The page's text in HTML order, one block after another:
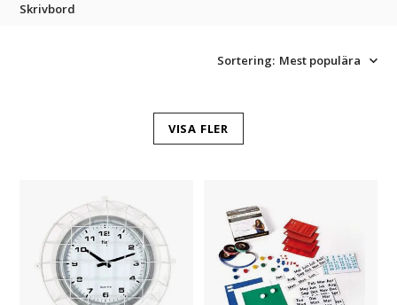
Skrivbord
Sortering: Mest populära
VISA FLER
Väggklocka
Utomhusbruk
magnetiskt